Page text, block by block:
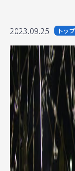
2023.09.25 トップ